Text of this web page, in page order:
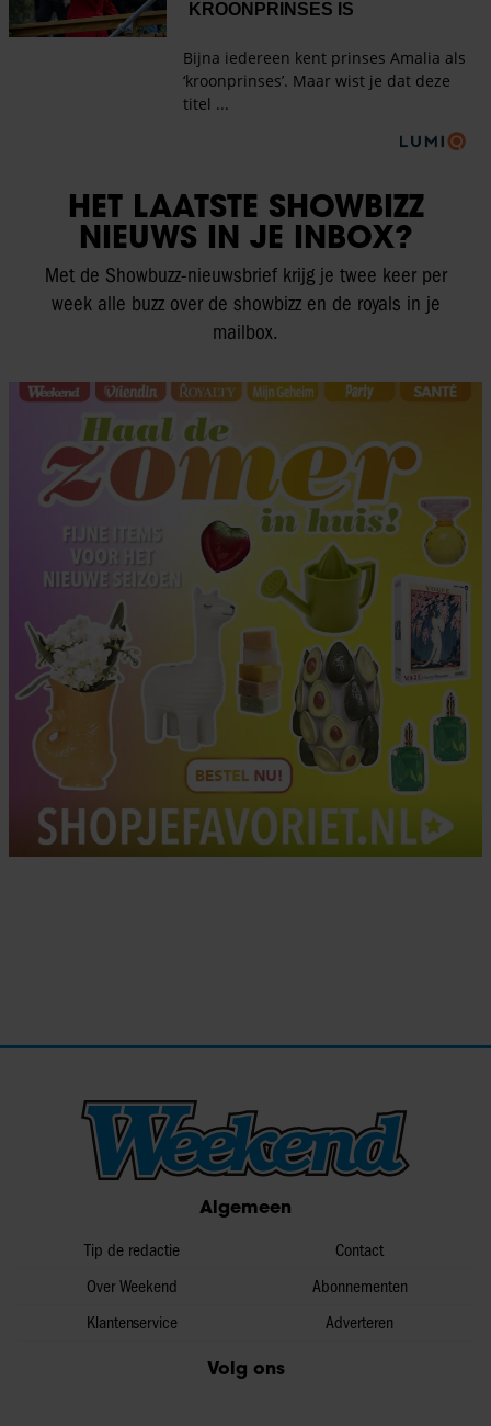
HET LAATSTE SHOWBIZZ
NIEUWS IN JE INBOX?
Met de Showbuzz-nieuwsbrief krijg je twee keer per
week alle buzz over de showbizz en de royals in je
mailbox.
Algemeen
Tip de redactie
Over Weekend
Klantenservice
Contact
Abonnementen
Adverteren
Volg ons